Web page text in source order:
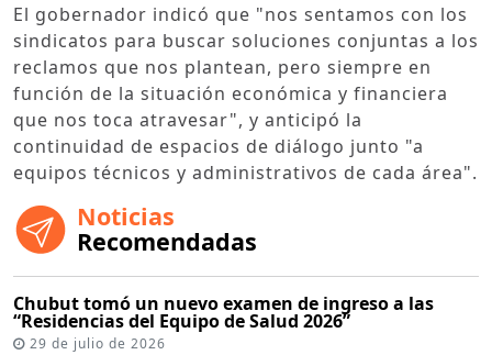
El gobernador indicó que "nos sentamos con los
sindicatos para buscar soluciones conjuntas a los
reclamos que nos plantean, pero siempre en
función de la situación económica y financiera
que nos toca atravesar", y anticipó la
continuidad de espacios de diálogo junto "a
equipos técnicos y administrativos de cada área".
Noticias
Recomendadas
Chubut tomó un nuevo examen de ingreso a las
“Residencias del Equipo de Salud 2026”
29 de julio de 2026